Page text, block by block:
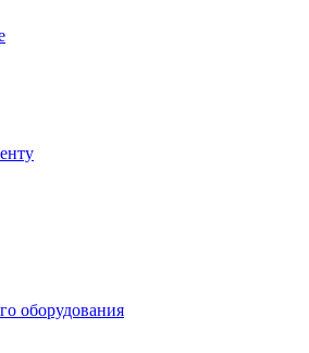
оборудования